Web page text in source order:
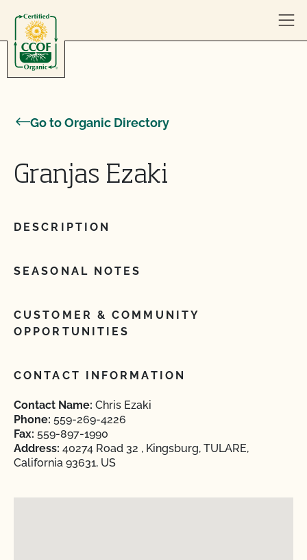
Go to Organic Directory
Granjas Ezaki
DESCRIPTION
SEASONAL NOTES
CUSTOMER & COMMUNITY
OPPORTUNITIES
CONTACT INFORMATION
Contact Name: Chris Ezaki
Phone: 559-269-4226
Fax: 559-897-1990
Address: 40274 Road 32 , Kingsburg, TULARE,
California 93631, US